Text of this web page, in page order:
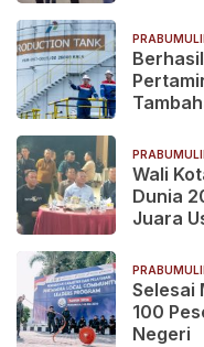
Wali
Dunia
Juara
Selesai
100
Negeri